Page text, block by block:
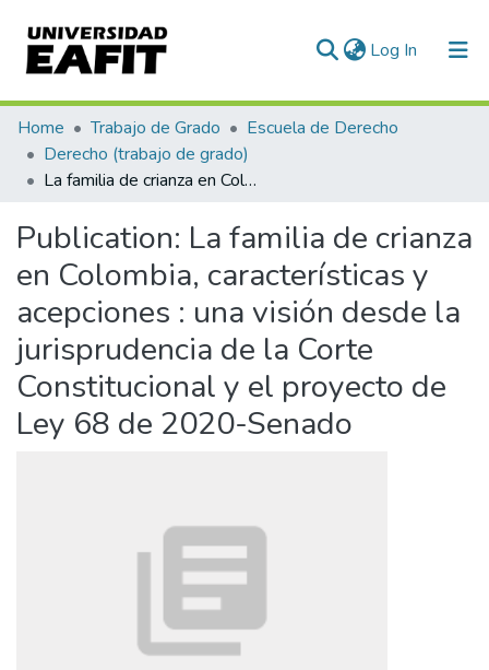
Log In (current)
Communities & Collections
All of DSpace
Home Trabajo de Grado
Escuela de Derecho
Derecho (trabajo de grado)
La familia de crianza en Colombia, características y acepciones : una visión desde la jurisprudencia de la Corte Constitucional y el proyecto de Ley 68 de 2020-Senado
Publication: La familia de crianza
en Colombia, características y
acepciones : una visión desde la
jurisprudencia de la Corte
Constitucional y el proyecto de
Ley 68 de 2020-Senado